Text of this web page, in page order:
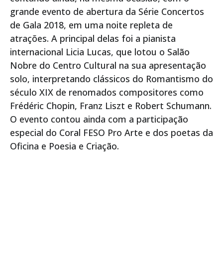
grande evento de abertura da Série Concertos
de Gala 2018, em uma noite repleta de
atrações. A principal delas foi a pianista
internacional Licia Lucas, que lotou o Salão
Nobre do Centro Cultural na sua apresentação
solo, interpretando clássicos do Romantismo do
século XIX de renomados compositores como
Frédéric Chopin, Franz Liszt e Robert Schumann.
O evento contou ainda com a participação
especial do Coral FESO Pro Arte e dos poetas da
Oficina e Poesia e Criação.